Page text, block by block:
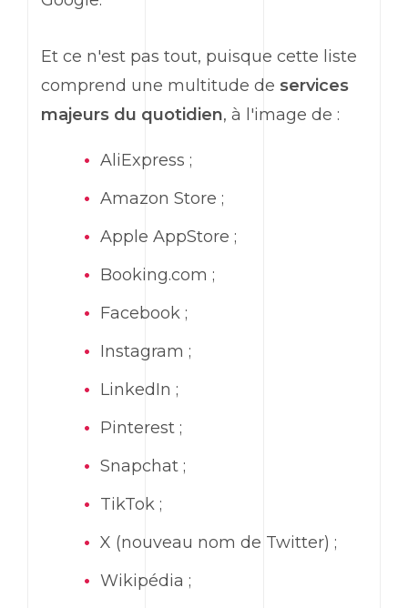
Et ce n'est pas tout, puisque cette liste
comprend une multitude de services
majeurs du quotidien, à l'image de :
AliExpress ;
Amazon Store ;
Apple AppStore ;
Booking.com ;
Facebook ;
Instagram ;
LinkedIn ;
Pinterest ;
Snapchat ;
TikTok ;
X (nouveau nom de Twitter) ;
Wikipédia ;